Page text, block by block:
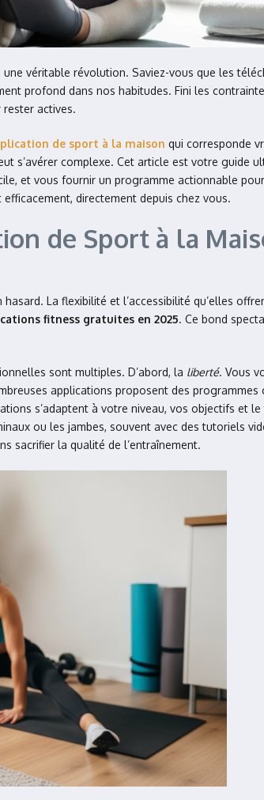
véritable révolution. Saviez-vous que les
profond dans nos habitudes. Fini les
actives.
de sport à la maison qui corresponde
s’avérer complexe. Cet article est votre
et vous fournir un programme actionnable
directement depuis chez vous.
de Sport à la
La flexibilité et l’accessibilité qu’elles
fitness gratuites en 2025. Ce bond
sont multiples. D’abord, la liberté. Vous
applications proposent des
s’adaptent à votre niveau, vos objectifs et
ou les jambes, souvent avec des tutoriels
sacrifier la qualité de l’entraînement.